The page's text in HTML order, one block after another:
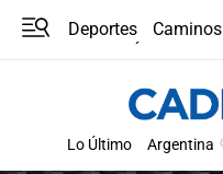
Deportes Caminos
Lo Último Argentina